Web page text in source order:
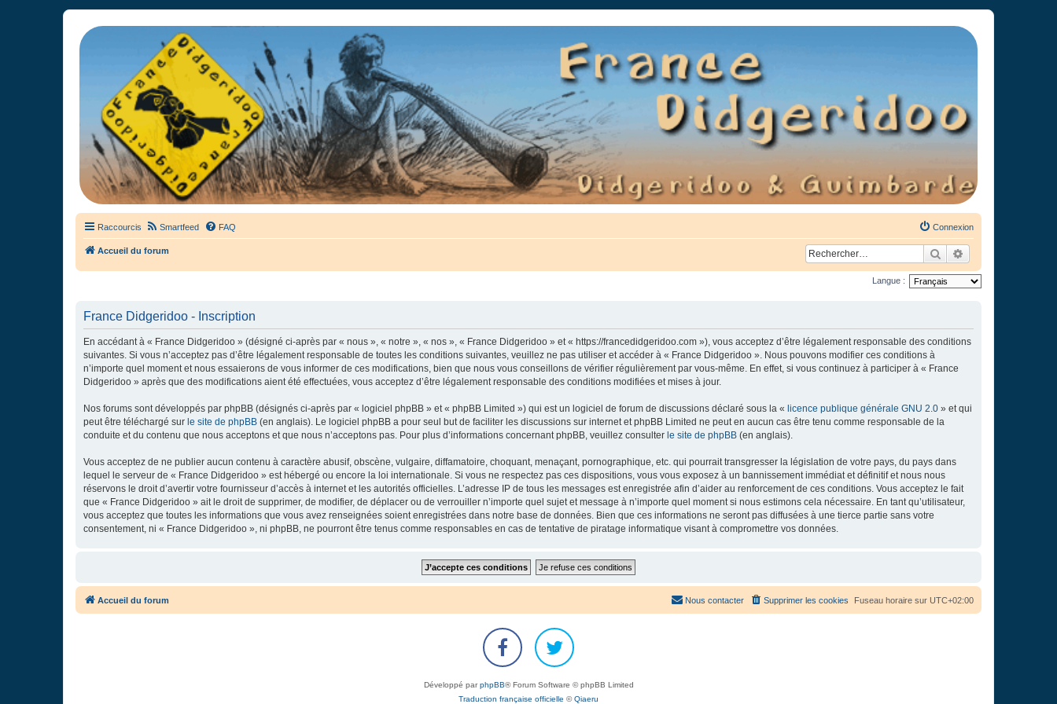
France Didgeridoo
Didgeridoo et Guimbarde sur France Didgeridoo - retrouvez la communauté.
Raccourcis Smartfeed FAQ Connexion
Accueil du forum Rechercher
Langue :
France Didgeridoo - Inscription
En accédant à « France Didgeridoo » (désigné ci-après par « nous », « notre », « nos », « France Didgeridoo » et « https://francedidgeridoo.com »), vous acceptez d’être légalement responsable des conditions
suivantes. Si vous n’acceptez pas d’être légalement responsable de toutes les conditions suivantes, veuillez ne pas utiliser et accéder à « France Didgeridoo ». Nous pouvons modifier ces conditions à
n’importe quel moment et nous essaierons de vous informer de ces modifications, bien que nous vous conseillons de vérifier régulièrement par vous-même. En effet, si vous continuez à participer à « France
Didgeridoo » après que des modifications aient été effectuées, vous acceptez d’être légalement responsable des conditions modifiées et mises à jour.
Nos forums sont développés par phpBB (désignés ci-après par « logiciel phpBB » et « phpBB Limited ») qui est un logiciel de forum de discussions déclaré sous la « licence publique générale GNU 2.0 » et qui
peut être téléchargé sur le site de phpBB (en anglais). Le logiciel phpBB a pour seul but de faciliter les discussions sur internet et phpBB Limited ne peut en aucun cas être tenu comme responsable de la
conduite et du contenu que nous acceptons et que nous n’acceptons pas. Pour plus d’informations concernant phpBB, veuillez consulter le site de phpBB (en anglais).
Vous acceptez de ne publier aucun contenu à caractère abusif, obscène, vulgaire, diffamatoire, choquant, menaçant, pornographique, etc. qui pourrait transgresser la législation de votre pays, du pays dans
lequel le serveur de « France Didgeridoo » est hébergé ou encore la loi internationale. Si vous ne respectez pas ces dispositions, vous vous exposez à un bannissement immédiat et définitif et nous nous
réservons le droit d’avertir votre fournisseur d’accès à internet et les autorités officielles. L’adresse IP de tous les messages est enregistrée afin d’aider au renforcement de ces conditions. Vous acceptez le fait
que « France Didgeridoo » ait le droit de supprimer, de modifier, de déplacer ou de verrouiller n’importe quel sujet et message à n’importe quel moment si nous estimons cela nécessaire. En tant qu’utilisateur,
vous acceptez que toutes les informations que vous avez renseignées soient enregistrées dans notre base de données. Bien que ces informations ne seront pas diffusées à une tierce partie sans votre
consentement, ni « France Didgeridoo », ni phpBB, ne pourront être tenus comme responsables en cas de tentative de piratage informatique visant à compromettre vos données.
Accueil du forum Fuseau horaire sur UTC+02:00
Supprimer les cookies
Nous contacter
Développé parphpBB® Forum Software © phpBB Limited
Traduction française officielle ©Qiaeru